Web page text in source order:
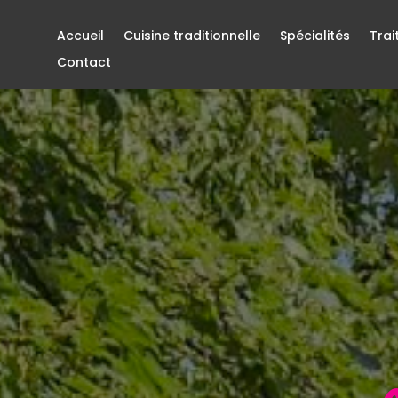
Accueil Cuisine traditionnelle Spécialités
Contact